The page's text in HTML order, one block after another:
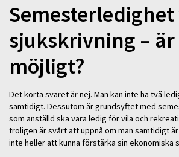
sjukskrivning –
möjligt?
Det korta svaret är nej. Man kan inte ha två
samtidigt. Dessutom är grundsyftet med
som anställd ska vara ledig för vila och
troligen är svårt att uppnå om man samtidigt
inte heller att kunna förstärka sin ekonomiska